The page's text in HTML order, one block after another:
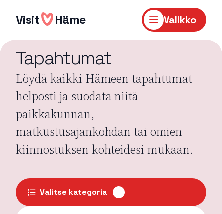
sisältöön
Visit Häme Valikko
Tapahtumat
Löydä kaikki Hämeen tapahtumat
helposti ja suodata niitä
paikkakunnan,
matkustusajankohdan tai omien
kiinnostuksen kohteidesi mukaan.
Valitse kategoria